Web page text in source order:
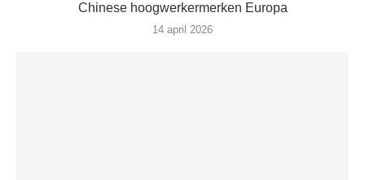
Chinese hoogwerkermerken Europa
14 april 2026